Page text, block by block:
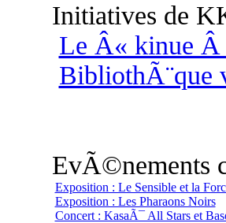
Initiatives de
Le Â« kinue Â
BibliothÃ¨que
EvÃ©nements
Exposition : Le Sensible et la
Exposition : Les Pharaons Noirs
Concert : KasaÃ¯ All Stars et